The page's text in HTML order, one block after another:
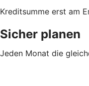
Kreditsumme erst am
Sicher planen
Jeden Monat die